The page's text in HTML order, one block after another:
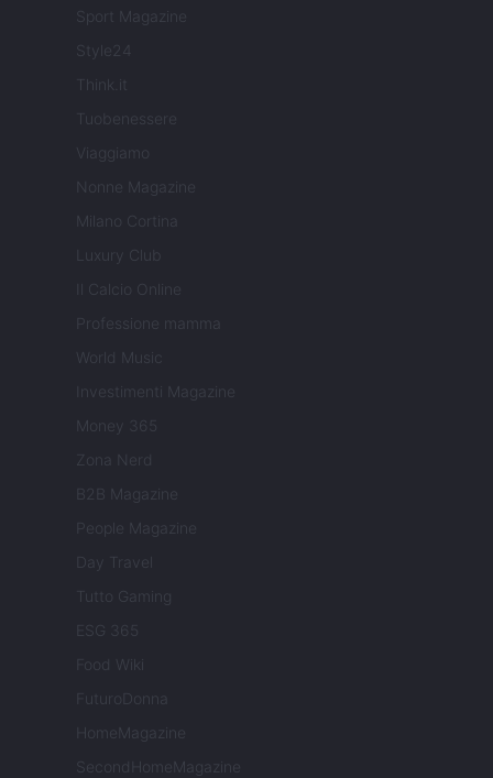
Sport Magazine
Style24
Think.it
Tuobenessere
Viaggiamo
Nonne Magazine
Milano Cortina
Luxury Club
Il Calcio Online
Professione mamma
World Music
Investimenti Magazine
Money 365
Zona Nerd
B2B Magazine
People Magazine
Day Travel
Tutto Gaming
ESG 365
Food Wiki
FuturoDonna
HomeMagazine
SecondHomeMagazine